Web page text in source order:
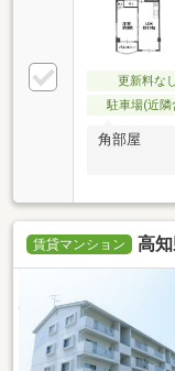
更新料なし
駐車場(近隣
角部屋
賃貸マンション 高